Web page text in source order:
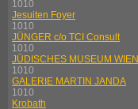
1010
Jesuiten Foyer
1010
JÜNGER c/o TCI Consult
1010
JÜDISCHES MUSEUM WIEN
1010
GALERIE MARTIN JANDA
1010
Krobath